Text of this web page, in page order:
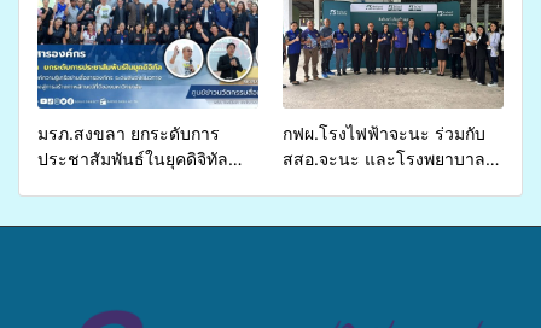
ส่งผู้ทุพพลภาพเพื่อเข้ารับ
บริการสาธารณสุข ลดความ
เหลื่อมล้ำ ยกระดับคุณภาพ
ชีวิตประชาชนอย่างยั่งยืน
มรภ.สงขลา ยกระดับการ
ประชาสัมพันธ์ในยุคดิจิทัล
กฟผ.โรงไฟฟ้าจะนะ ร่วมกับ
สสอ.จะนะ และโรงพยาบาล